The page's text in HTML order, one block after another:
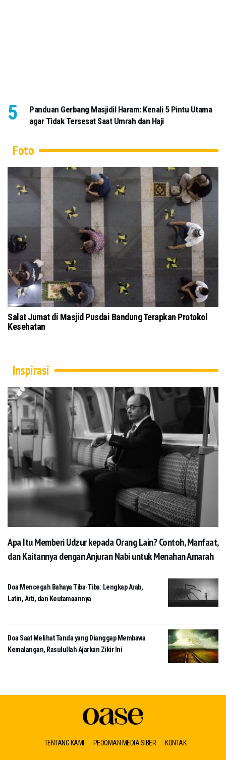
Panduan Gerbang Masjidil Haram: Kenali 5 Pintu Utama
agar Tidak Tersesat Saat Umrah dan Haji
Foto
Salat Jumat di Masjid Pusdai Bandung Terapkan Protokol
Kesehatan
Inspirasi
Apa Itu Memberi Udzur kepada Orang Lain? Contoh, Manfaat,
dan Kaitannya dengan Anjuran Nabi untuk Menahan Amarah
Doa Mencegah Bahaya Tiba-Tiba: Lengkap Arab,
Latin, Arti, dan Keutamaannya
Doa Saat Melihat Tanda yang Dianggap Membawa
Kemalangan, Rasulullah Ajarkan Zikir Ini
TENTANG KAMI PEDOMAN MEDIA SIBER KONTAK